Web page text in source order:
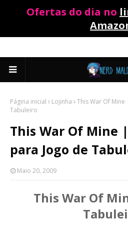
Ofertas do dia no
Página inicial Lojinha
This War Of
Tabuleiro
This War Of Mine
para Jogo de
Maio 20, 2009
This War Of